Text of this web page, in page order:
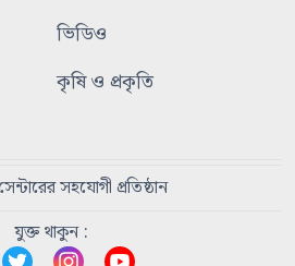
ভিডিও
কৃষি ও প্রকৃতি
সহযোগী প্রতিষ্ঠান
যুক্ত থাকুন :